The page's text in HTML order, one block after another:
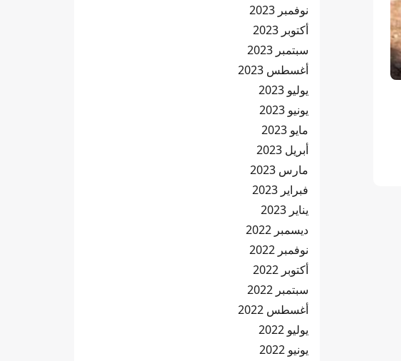
نوفمبر 2023
أكتوبر 2023
سبتمبر 2023
أغسطس 2023
يوليو 2023
يونيو 2023
مايو 2023
أبريل 2023
مارس 2023
فبراير 2023
يناير 2023
ديسمبر 2022
نوفمبر 2022
أكتوبر 2022
سبتمبر 2022
أغسطس 2022
يوليو 2022
يونيو 2022